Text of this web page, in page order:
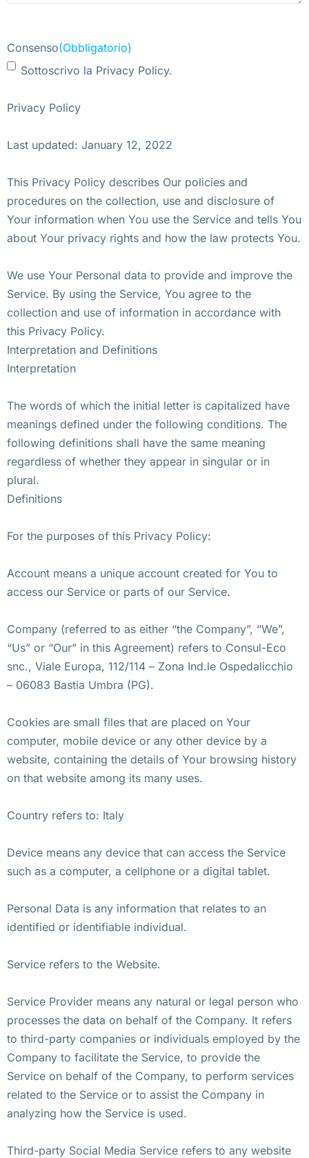
Consenso(Obbligatorio)
Sottoscrivo la Privacy Policy.
Privacy Policy
Last updated: January 12, 2022
This Privacy Policy describes Our policies and
procedures on the collection, use and disclosure of
Your information when You use the Service and tells You
about Your privacy rights and how the law protects You.
We use Your Personal data to provide and improve the
Service. By using the Service, You agree to the
collection and use of information in accordance with
this Privacy Policy.
Interpretation and Definitions
Interpretation
The words of which the initial letter is capitalized have
meanings defined under the following conditions. The
following definitions shall have the same meaning
regardless of whether they appear in singular or in
plural.
Definitions
For the purposes of this Privacy Policy:
Account means a unique account created for You to
access our Service or parts of our Service.
Company (referred to as either “the Company”, “We”,
“Us” or “Our” in this Agreement) refers to Consul-Eco
snc., Viale Europa, 112/114 – Zona Ind.le Ospedalicchio
– 06083 Bastia Umbra (PG).
Cookies are small files that are placed on Your
computer, mobile device or any other device by a
website, containing the details of Your browsing history
on that website among its many uses.
Country refers to: Italy
Device means any device that can access the Service
such as a computer, a cellphone or a digital tablet.
Personal Data is any information that relates to an
identified or identifiable individual.
Service refers to the Website.
Service Provider means any natural or legal person who
processes the data on behalf of the Company. It refers
to third-party companies or individuals employed by the
Company to facilitate the Service, to provide the
Service on behalf of the Company, to perform services
related to the Service or to assist the Company in
analyzing how the Service is used.
Third-party Social Media Service refers to any website